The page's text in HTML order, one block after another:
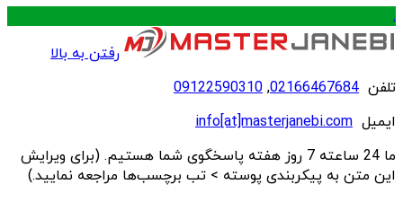
.
رفتن به بالا
تلفن 02166467684
,
09122590310
ایمیل info[at]masterjanebi.com
ما 24 ساعته 7 روز هفته پاسخگوی شما هستیم. (برای ویرایش
این متن به پیکربندی پوسته > تب برچسب‌ها مراجعه نمایید.)